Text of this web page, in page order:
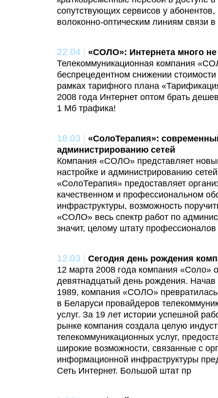
сопутствующих сервисов у
волоконно-оптическим линиям связи
22.04 | «СОЛО»: Интернета много
Телекоммуникационная компания
беспрецедентном снижении
рамках тарифного плана
2008 года Интернет оптом брать
1 Мб трафика!
18.03 | «СолоТерапия»:
администрированию сетей
Компания «СОЛО» представляет
настройке и администрированию
«СолоТерапия» предоставляет
качественном и профессиональном
инфраструктуры, возможность
«СОЛО» весь спектр работ по
значит, целому штату
12.03 | Сегодня день рождения
12 марта 2008 года компания «Соло»
девятнадцатый день рождения. Начав
1989, компания «СОЛО»
в Беларуси провайдеров
услуг. За 19 лет истории успешной
рынке компания создала целую
телекоммуникационных услуг,
широкие возможности, связанные с
информационной инфраструктуры
Сеть Интернет. Большой штат пр